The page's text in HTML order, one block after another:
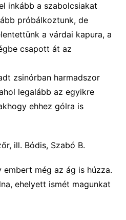
inkább a szabolcsiakat
próbálkoztunk, de
a várdai kapura, a
csapott át az
zsinórban harmadszor
legalább az egyikre
ehhez gólra is
ill. Bódis, Szabó B.
embert még az ág is húzza.
ehelyett ismét magunkat